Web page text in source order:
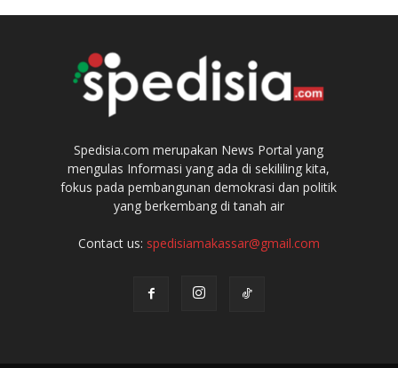
Spedisia.com merupakan News Portal yang
mengulas Informasi yang ada di sekililing kita,
fokus pada pembangunan demokrasi dan politik
yang berkembang di tanah air
Contact us: spedisiamakassar@gmail.com